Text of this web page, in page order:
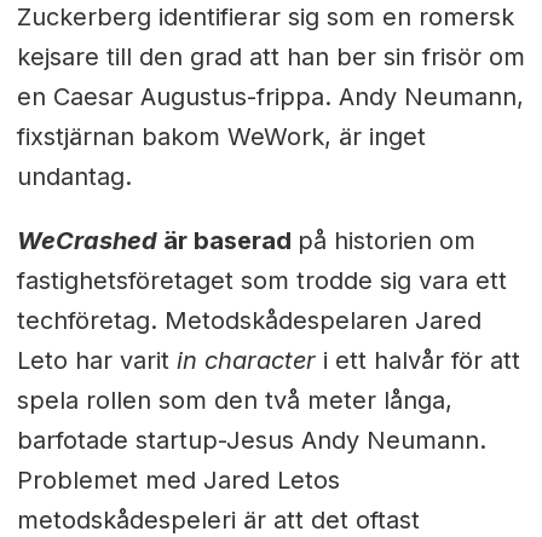
Zuckerberg identifierar sig som en romersk
kejsare till den grad att han ber sin frisör om
en Caesar Augustus-frippa. Andy Neumann,
fixstjärnan bakom WeWork, är inget
undantag.
WeCrashed är baserad på historien om
fastighetsföretaget som trodde sig vara ett
techföretag. Metodskådespelaren Jared
Leto har varit in characteri ett halvår för att
spela rollen som den två meter långa,
barfotade startup-Jesus Andy Neumann.
Problemet med Jared Letos
metodskådespeleri är att det oftast